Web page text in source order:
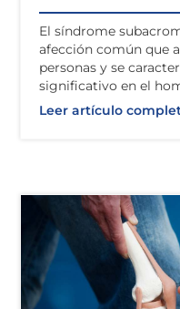
El síndrome
afección común que
personas y se
significativo en el
Leer artículo